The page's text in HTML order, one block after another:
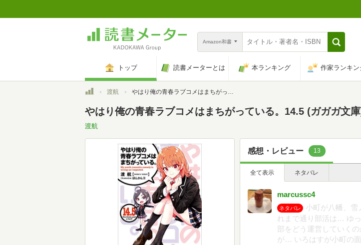
Amazon和書
トップ 読書メーターとは 本ランキング 作家ランキン
トップ渡航 やはり俺の青春ラブコメはまちがっている。14.5 (ガガガ文庫)
やはり俺の青春ラブコメはまちがっている。14.5 (ガガガ文
渡航
感想・レビュー 13
全て表示 ネタバレ
marcussc4
ネタバレ
小町が八幡、
れまで通り部活は… ゆ
部をどう運営していく
が… いろはすが小町の